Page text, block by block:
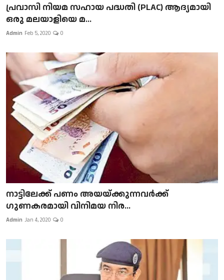
പ്രവാസി നിയമ സഹായ പദ്ധതി (PLAC) ആദ്യമായി
ഒരു മലയാളിയെ മ...
Admin Feb 5, 2020 0
നാട്ടിലേക്ക് പണം അയയ്ക്കുന്നവർക്ക്
ഗുണകരമായി വിനിമയ നിര...
Admin Jan 4, 2020 0